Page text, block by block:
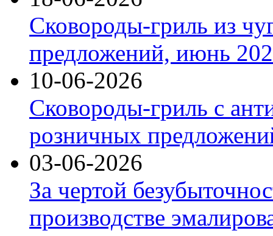
Сковороды-гриль из
предложений, июнь
10-06-2026
Сковороды-гриль с
розничных
03-06-2026
За чертой
производстве